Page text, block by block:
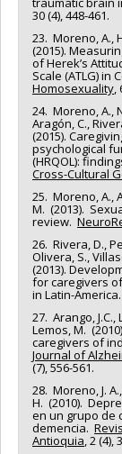
30 (4), 448-461.
23. Moreno, A.,
(2015).
of Herek’s
Scale (ATLG) in
Homosexuality,
24. Moreno, A.,
Aragón, C.,
(2015).
psychological
(HRQOL):
Cross-Cultural
25. Moreno, A.,
M. (2013).
review.
26. Rivera, D.,
Olivera, S.,
(2013).
for caregivers
in Latin-America.
27. Arango, J.C.,
Lemos, M.
caregivers of
Journal of
(7), 556-561.
28. Moreno, J.
H. (2010).
en un grupo de
demencia.
Antioquia, 2 (4),